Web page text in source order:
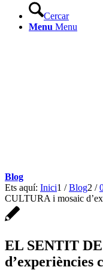
Cercar
Menu Menu
Blog
Ets aquí: Inici1 / Blog2 /
CULTURA i mosaic
EL SENTIT
d’experiències